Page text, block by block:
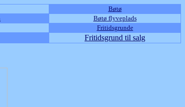
Bøtø
Bøtø flyveplads
Fritidsgrunde
Fritidsgrund til salg